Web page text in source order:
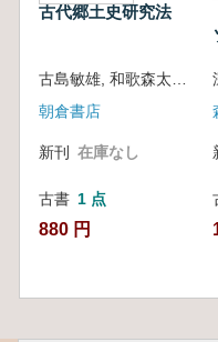
古代郷土史研究法
朝倉書店
新刊 在庫なし
古書 1 点
880 円